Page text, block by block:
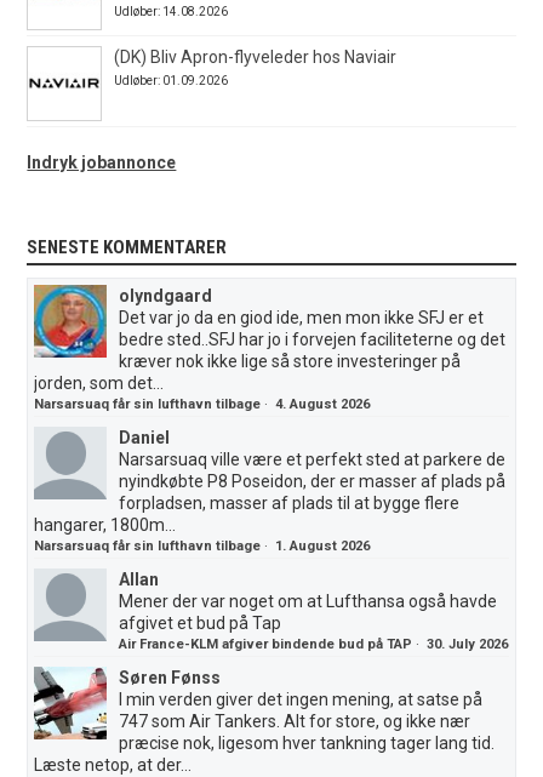
Udløber: 14.08.2026
(DK) Bliv Apron-flyveleder hos Naviair
Udløber: 01.09.2026
Indryk jobannonce
SENESTE KOMMENTARER
olyndgaard
Det var jo da en giod ide, men mon ikke SFJ er et
bedre sted..SFJ har jo i forvejen faciliteterne og det
kræver nok ikke lige så store investeringer på
jorden, som det...
Narsarsuaq får sin lufthavn tilbage ·4. August 2026
Daniel
Narsarsuaq ville være et perfekt sted at parkere de
nyindkøbte P8 Poseidon, der er masser af plads på
forpladsen, masser af plads til at bygge flere
hangarer, 1800m...
Narsarsuaq får sin lufthavn tilbage · 1. August 2026
Allan
Mener der var noget om at Lufthansa også havde
afgivet et bud på Tap
Air France-KLM afgiver bindende bud på TAP ·30. July 2026
Søren Fønss
I min verden giver det ingen mening, at satse på
747 som Air Tankers. Alt for store, og ikke nær
præcise nok, ligesom hver tankning tager lang tid.
Læste netop, at der...